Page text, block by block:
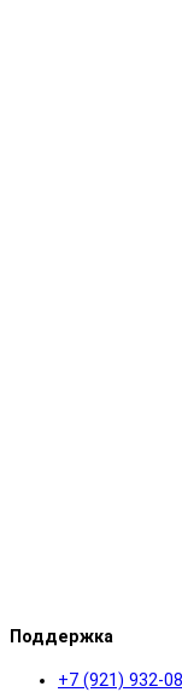
Поддержка
+7 (921) 932-